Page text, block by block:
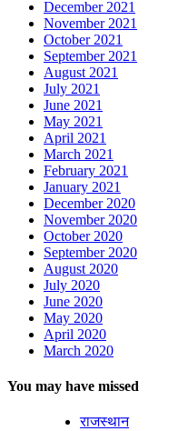
December 2021
November 2021
October 2021
September 2021
August 2021
July 2021
June 2021
May 2021
April 2021
March 2021
February 2021
January 2021
December 2020
November 2020
October 2020
September 2020
August 2020
July 2020
June 2020
May 2020
April 2020
March 2020
You may have missed
राजस्थान